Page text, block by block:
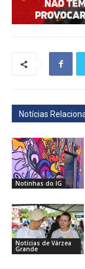
Notícias
Notinhas do IG
Notícias de Várzea
Grande